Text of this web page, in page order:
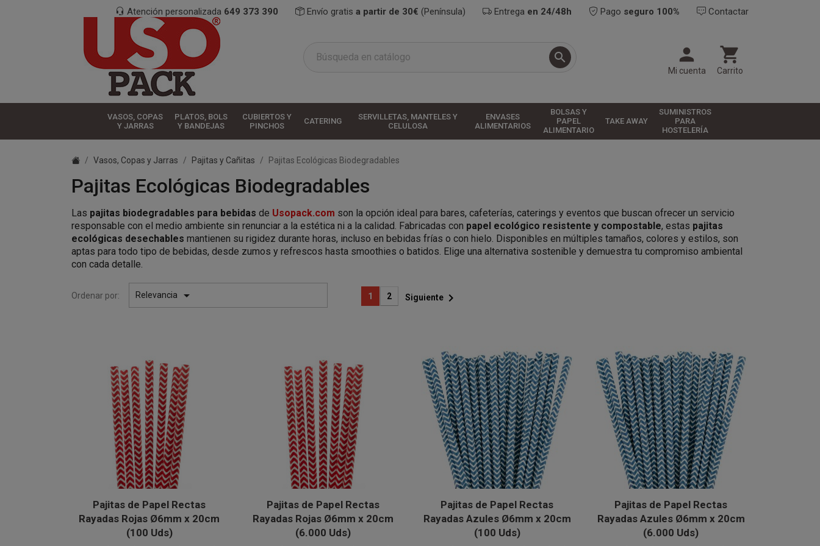
Atención personalizada 649 373 390 Envío gratis a partir de 30€ (Península) Entrega en 24/48h Pago seguro 100% Contactar
 
Mi cuenta

Carrito
VASOS, COPAS
Y JARRAS
PLATOS, BOLS
Y BANDEJAS
CUBIERTOS Y
PINCHOS
CATERING
SERVILLETAS, MANTELES Y
CELULOSA
ENVASES
ALIMENTARIOS
BOLSAS Y
PAPEL
ALIMENTARIO
TAKE AWAY
SUMINISTROS
PARA
HOSTELERÍA
Vasos, Copas y Jarras Pajitas y Cañitas Pajitas Ecológicas Biodegradables
Pajitas Ecológicas Biodegradables
Las pajitas biodegradables para bebidas de Usopack.com son la opción ideal para bares, cafeterías, caterings y eventos que buscan ofrecer un servicio
responsable con el medio ambiente sin renunciar a la estética ni a la calidad. Fabricadas con papel ecológico resistente y compostable, estas pajitas
ecológicas desechables mantienen su rigidez durante horas, incluso en bebidas frías o con hielo. Disponibles en múltiples tamaños, colores y estilos, son
aptas para todo tipo de bebidas, desde zumos y refrescos hasta smoothies o batidos. Elige una alternativa sostenible y demuestra tu compromiso ambiental
con cada detalle.
Ordenar por: Relevancia  1 2 Siguiente 
Pajitas de Papel Rectas
Rayadas Rojas Ø6mm x 20cm
(100 Uds)
Pajitas de Papel Rectas
Rayadas Rojas Ø6mm x 20cm
(6.000 Uds)
Pajitas de Papel Rectas
Rayadas Azules Ø6mm x 20cm
(100 Uds)
Pajitas de Papel Rectas
Rayadas Azules Ø6mm x 20cm
(6.000 Uds)